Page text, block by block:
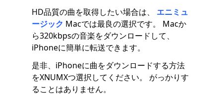
HD品質の曲を取得したい場合は、 エニミュ
ージック Macでは最良の選択です。 Macか
ら320kbpsの音楽をダウンロードして、
iPhoneに簡単に転送できます。
是非、iPhoneに曲をダウンロードする方法
をXNUMXつ選択してください。 がっかりす
ることはありません。